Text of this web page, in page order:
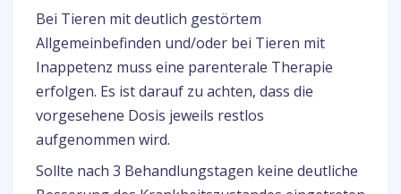
Bei Tieren mit deutlich gestörtem
Allgemeinbefinden und/oder bei Tieren mit
Inappetenz muss eine parenterale Therapie
erfolgen. Es ist darauf zu achten, dass die
vorgesehene Dosis jeweils restlos
aufgenommen wird.
Sollte nach 3 Behandlungstagen keine deutliche